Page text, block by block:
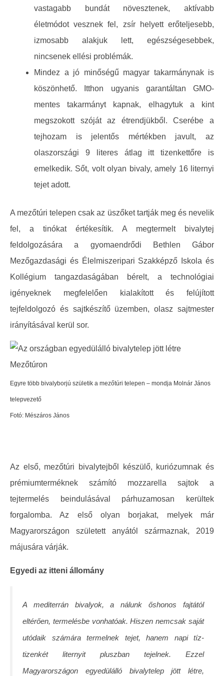
vastagabb bundát növesztenek, aktívabb
életmódot vesznek fel, zsír helyett erőteljesebb,
izmosabb alakjuk lett, egészségesebbek,
nincsenek ellési problémák.
Mindez a jó minőségű magyar takarmánynak is
köszönhető. Itthon ugyanis garantáltan GMO-
mentes takarmányt kapnak, elhagytuk a kint
megszokott szóját az étrendjükből. Cserébe a
tejhozam is jelentős mértékben javult, az
olaszországi 9 literes átlag itt tizenkettőre is
emelkedik. Sőt, volt olyan bivaly, amely 16 liternyi
tejet adott.
A mezőtúri telepen csak az üszőket tartják meg és nevelik
fel, a tinókat értékesítik. A megtermelt bivalytej
feldolgozására a gyomaendrődi Bethlen Gábor
Mezőgazdasági és Élelmiszeripari Szakképző Iskola és
Kollégium tangazdaságában bérelt, a technológiai
igényeknek megfelelően kialakított és felújított
tejfeldolgozó és sajtkészítő üzemben, olasz sajtmester
irányításával kerül sor.
Egyre több bivalyborjú születik a mezőtúri telepen – mondja Molnár János
telepvezető
Fotó: Mészáros János
Az első, mezőtúri bivalytejből készülő, kuriózumnak és
prémiumterméknek számító mozzarella sajtok a
tejtermelés beindulásával párhuzamosan kerültek
forgalomba. Az első olyan borjakat, melyek már
Magyarországon született anyától származnak, 2019
májusára várják.
Egyedi az itteni állomány
A mediterrán bivalyok, a nálunk őshonos fajtától
eltérően, termelésbe vonhatóak. Hiszen nemcsak saját
utódaik számára termelnek tejet, hanem napi tíz-
tizenkét liternyit pluszban tejelnek. Ezzel
Magyarországon egyedülálló bivalytelep jött létre,